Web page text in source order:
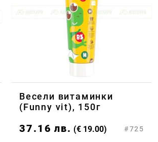
Весели витаминки
(Funny vit), 150г
37.16 лв. (€ 19.00) #725